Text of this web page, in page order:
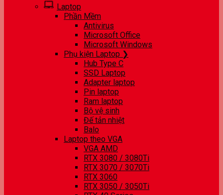
Laptop
Phần Mềm
Antivirus
Microsoft Office
Microsoft Windows
Phụ kiện Laptop ❯
Hub Type C
SSD Laptop
Adapter laptop
Pin laptop
Ram laptop
Bộ vệ sinh
Đế tản nhiệt
Balo
Laptop theo VGA
VGA AMD
RTX 3080 / 3080Ti
RTX 3070 / 3070Ti
RTX 3060
RTX 3050 / 3050Ti